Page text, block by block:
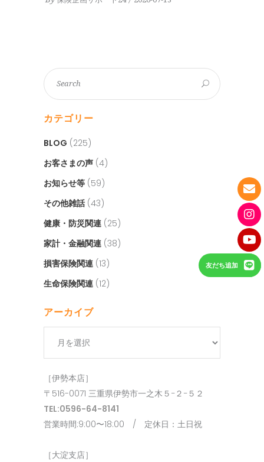
カテゴリー
BLOG (225)
お客さまの声 (4)
お知らせ等 (59)
その他雑話(43)
健康・防災関連 (25)
家計・金融関連 (38)
損害保険関連 (13)
生命保険関連 (12)
アーカイブ
イ
ブ
［伊勢本店］
〒516-0071 三重県伊勢市一之木５−２−５２
TEL:0596-64-8141
営業時間:9:00〜18:00 / 定休日：土日祝
［大淀支店］
友だち追加